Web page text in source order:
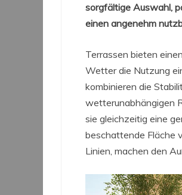
sorgfältige Auswahl,
einen angenehm
Terrassen bieten
Wetter die Nutzung
kombinieren die
wetterunabhängigen
sie gleichzeitig eine
beschattende Fläche
Linien, machen den